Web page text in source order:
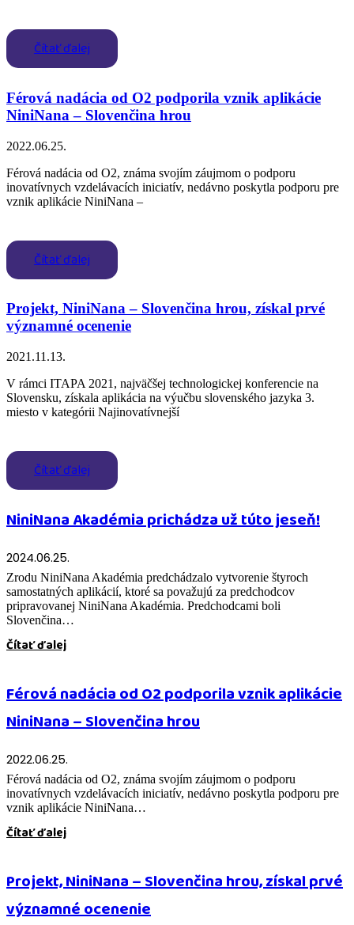
Čítať ďalej
Férová nadácia od O2 podporila vznik aplikácie
NiniNana – Slovenčina hrou
2022.06.25.
Férová nadácia od O2, známa svojím záujmom o podporu
inovatívnych vzdelávacích iniciatív, nedávno poskytla podporu pre
vznik aplikácie NiniNana –
Čítať ďalej
Projekt, NiniNana – Slovenčina hrou, získal prvé
významné ocenenie
2021.11.13.
V rámci ITAPA 2021, najväčšej technologickej konferencie na
Slovensku, získala aplikácia na výučbu slovenského jazyka 3.
miesto v kategórii Najinovatívnejší
Čítať ďalej
NiniNana Akadémia prichádza už túto jeseň!
2024.06.25.
Zrodu NiniNana Akadémia predchádzalo vytvorenie štyroch
samostatných aplikácií, ktoré sa považujú za predchodcov
pripravovanej NiniNana Akadémia. Predchodcami boli
Slovenčina…
Čítať ďalej
Férová nadácia od O2 podporila vznik aplikácie
NiniNana – Slovenčina hrou
2022.06.25.
Férová nadácia od O2, známa svojím záujmom o podporu
inovatívnych vzdelávacích iniciatív, nedávno poskytla podporu pre
vznik aplikácie NiniNana…
Čítať ďalej
Projekt, NiniNana – Slovenčina hrou, získal prvé
významné ocenenie